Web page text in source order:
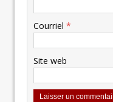
Courriel *
Site web